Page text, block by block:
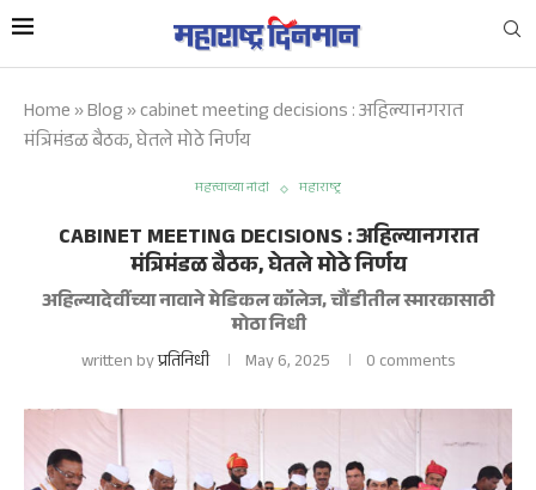
Home»Blog»cabinet meeting decisions : अहिल्यानगरात
मंत्रिमंडळ बैठक, घेतले मोठे निर्णय
महत्त्वाच्या नोंदी महाराष्ट्र
CABINET MEETING DECISIONS : अहिल्यानगरात
मंत्रिमंडळ बैठक, घेतले मोठे निर्णय
अहिल्यादेवींच्या नावाने मेडिकल कॉलेज, चौंडीतील स्मारकासाठी
मोठा निधी
written byप्रतिनिधी May 6, 2025 0 comments